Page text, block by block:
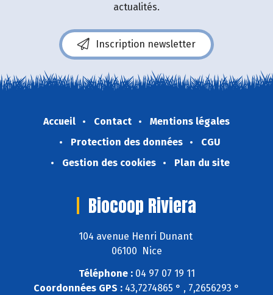
actualités.
Inscription newsletter
Accueil Contact
Mentions légales
Protection des données
CGU
Gestion des cookies
Plan du site
Biocoop Riviera
104 avenue Henri Dunant
06100 Nice
Téléphone :04 97 07 19 11
Coordonnées GPS : 43,7274865 ° , 7,2656293 °